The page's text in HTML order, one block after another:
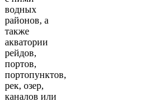
водных
районов, а
также
акватории
рейдов,
портов,
портопунктов,
рек, озер,
каналов или